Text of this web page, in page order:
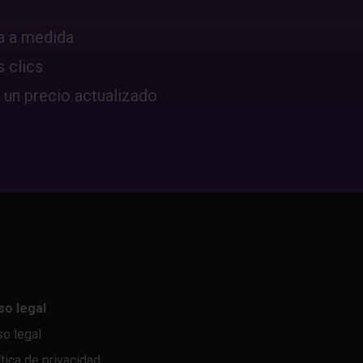
a medida
clics
precio actualizado
legal
legal